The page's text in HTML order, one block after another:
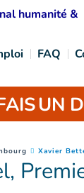
FAQ
UN
Xavier